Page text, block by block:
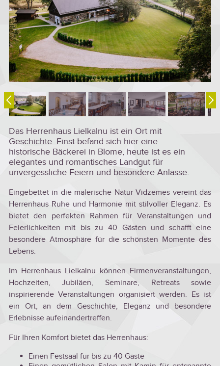
Das Herrenhaus Lielkalnu ist ein Ort mit
Geschichte. Einst befand sich hier eine
historische Bäckerei in Blome, heute ist es ein
elegantes und romantisches Landgut für
unvergessliche Feiern und besondere Anlässe.
Eingebettet in die malerische Natur Vidzemes vereint das
Herrenhaus Ruhe und Harmonie mit stilvoller Eleganz. Es
bietet den perfekten Rahmen für Veranstaltungen und
Feierlichkeiten mit bis zu 40 Gästen und schafft eine
besondere Atmosphäre für die schönsten Momente des
Lebens.
Im Herrenhaus Lielkalnu können Firmenveranstaltungen,
Hochzeiten, Jubiläen, Seminare, Retreats sowie
inspirierende Veranstaltungen organisiert werden. Es ist
ein Ort, an dem Geschichte, Eleganz und besondere
Erlebnisse aufeinandertreffen.
Für Ihren Komfort bietet das Herrenhaus:
Einen Festsaal für bis zu 40 Gäste